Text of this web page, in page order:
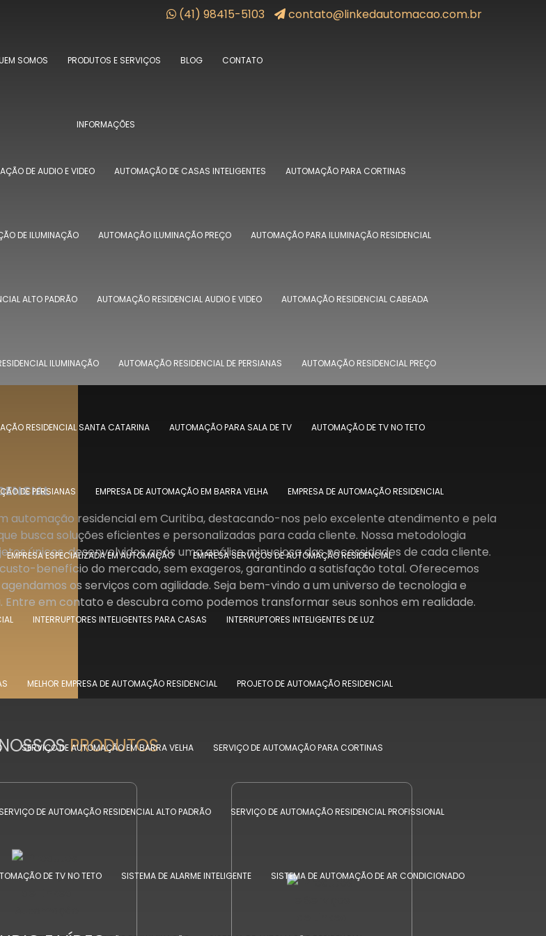
(41) 98415-5103 contato@linkedautomacao.com.br
SOMOS PRODUTOS E SERVIÇOS BLOG CONTATO
INFORMAÇÕES
DE AUDIO E VIDEO AUTOMAÇÃO DE CASAS INTELIGENTES AUTOMAÇÃO PARA CORTINAS
DE ILUMINAÇÃO AUTOMAÇÃO ILUMINAÇÃO PREÇO AUTOMAÇÃO PARA ILUMINAÇÃO RESIDENCIAL
ALTO PADRÃO AUTOMAÇÃO RESIDENCIAL AUDIO E VIDEO AUTOMAÇÃO RESIDENCIAL CABEADA
ILUMINAÇÃO AUTOMAÇÃO RESIDENCIAL DE PERSIANAS AUTOMAÇÃO RESIDENCIAL PREÇO
RESIDENCIAL SANTA CATARINA AUTOMAÇÃO PARA SALA DE TV AUTOMAÇÃO DE TV NO TETO
DE PERSIANAS EMPRESA DE AUTOMAÇÃO EM BARRA VELHA EMPRESA DE AUTOMAÇÃO RESIDENCIAL
EMPRESA ESPECIALIZADA EM AUTOMAÇÃO EMPRESA SERVIÇOS DE AUTOMAÇÃO RESIDENCIAL
INTERRUPTORES INTELIGENTES PARA CASAS INTERRUPTORES INTELIGENTES DE LUZ
MELHOR EMPRESA DE AUTOMAÇÃO RESIDENCIAL PROJETO DE AUTOMAÇÃO RESIDENCIAL
SERVIÇO DE AUTOMAÇÃO EM BARRA VELHA SERVIÇO DE AUTOMAÇÃO PARA CORTINAS
SERVIÇO DE AUTOMAÇÃO RESIDENCIAL ALTO PADRÃO SERVIÇO DE AUTOMAÇÃO RESIDENCIAL PROFISSIONAL
DE TV NO TETO SISTEMA DE ALARME INTELIGENTE SISTEMA DE AUTOMAÇÃO DE AR CONDICIONADO
automação residencial em Curitiba, destacando-nos pelo excelente atendimento e pela
busca soluções eficientes e personalizadas para cada cliente. Nossa metodologia
únicos, desenvolvidos após uma análise minuciosa das necessidades de cada cliente.
benefício do mercado, sem exageros, garantindo a satisfação total. Oferecemos
os serviços com agilidade. Seja bem-vindo a um universo de tecnologia e
Entre em contato e descubra como podemos transformar seus sonhos em realidade.
PRODUTOS